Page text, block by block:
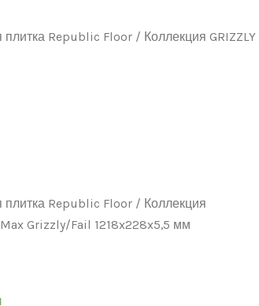
плитка Republic Floor / Коллекция GRIZZLY
плитка Republic Floor / Коллекция
Grizzly/Fail 1218x228x5,5 мм